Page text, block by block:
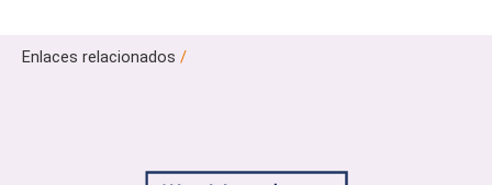
Enlaces relacionados /